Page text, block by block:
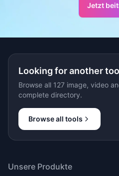
Jetzt
Looking for another
Browse all 127 image, video
complete directory.
Browse all tools
Unsere Produkte